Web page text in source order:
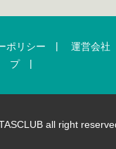
ポリシー | 運営会社
プ|
all right